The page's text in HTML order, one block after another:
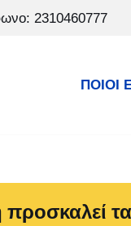
2310460777
ΠΟΙΟΙ